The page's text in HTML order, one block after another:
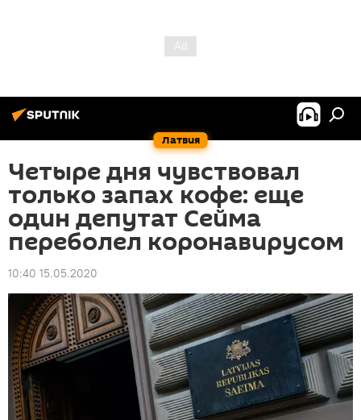
Латвия
Четыре дня чувствовал
только запах кофе: еще
один депутат Сейма
переболел коронавирусом
10:40 15.05.2020